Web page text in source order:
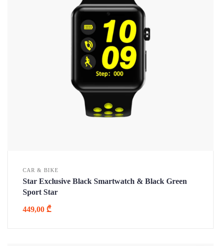
CAR & BIKE
Star Exclusive Black Smartwatch & Black Green
Sport Star
449,00 ₾